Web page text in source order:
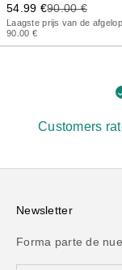
Precio de oferta
54.99 €Precio anterior
90.00 €
Laagste prijs van de
90.00 €
Customers
Newsletter
Forma parte de